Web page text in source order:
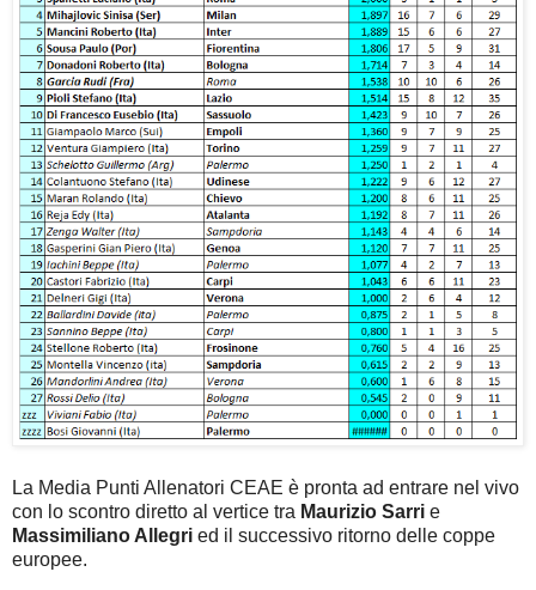
La Media Punti Allenatori CEAE è pronta ad entrare nel vivo
con lo scontro diretto al vertice tra Maurizio Sarri e
Massimiliano Allegri ed il successivo ritorno delle coppe
europee.